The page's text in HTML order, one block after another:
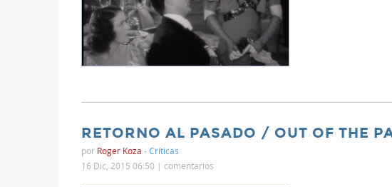
RETORNO AL PASADO / OUT OF THE
por Roger Koza -Críticas
16 Dic, 2015 06:50 | comentarios